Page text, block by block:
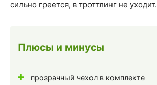
сильно греется, в троттлинг не уходит.
Плюсы и минусы
прозрачный чехол в комплекте